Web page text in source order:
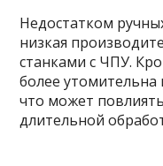
Недостатком
низкая
станками с ЧПУ.
более
что может
длительной